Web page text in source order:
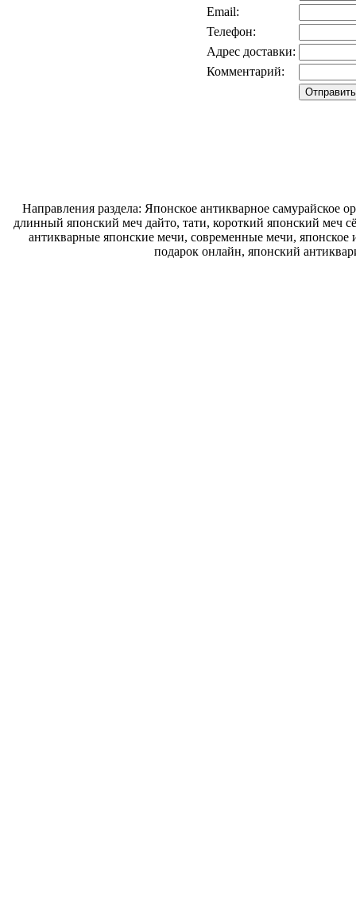
Email:
Телефон:
Адрес доставки:
Комментарий:
Направления раздела: Японское антикварное самурайское
длинный японский меч дайто, тати, короткий японский меч
антикварные японские мечи, современные мечи, японское
подарок онлайн, японский